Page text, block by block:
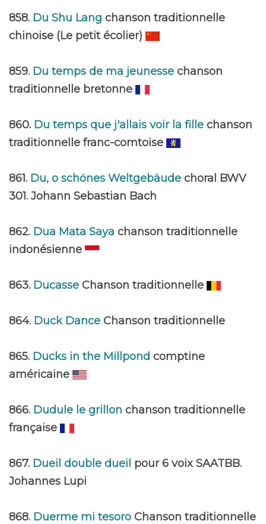
858. Du Shu Lang chanson traditionnelle
chinoise (Le petit écolier)
859. Du temps de ma jeunesse chanson
traditionnelle bretonne
860. Du temps que j'allais voir la fille chanson
traditionnelle franc-comtoise
861. Du, o schönes Weltgebäude choral BWV
301. Johann Sebastian Bach
862. Dua Mata Saya chanson traditionnelle
indonésienne
863. Ducasse Chanson traditionnelle
864. Duck Dance Chanson traditionnelle
865. Ducks in the Millpond comptine
américaine
866. Dudule le grillon chanson traditionnelle
française
867. Dueil double dueil pour 6 voix SAATBB.
Johannes Lupi
868. Duerme mi tesoro Chanson traditionnelle